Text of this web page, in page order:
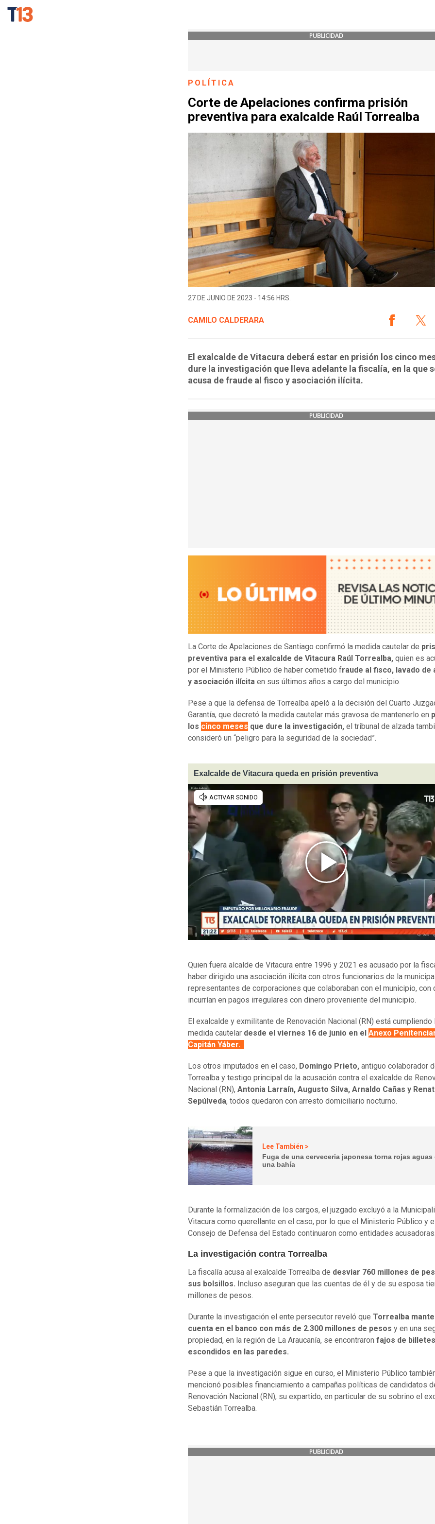
PUBLICIDAD
POLÍTICA
Corte de Apelaciones confirma prisión
preventiva para exalcalde Raúl Torrealba
27 DE JUNIO DE 2023 - 14:56 HRS.
CAMILO CALDERARA
El exalcalde de Vitacura deberá estar en prisión los cinco
dure la investigación que lleva adelante la fiscalía, en la que
acusa de fraude al fisco y asociación ilícita.
PUBLICIDAD
La Corte de Apelaciones de Santiago confirmó la medida cautelar de
preventiva para el exalcalde de Vitacura Raúl Torrealba, quien es
por el Ministerio Público de haber cometido fraude al fisco, lavado de
y asociación ilícita en sus últimos años a cargo del municipio.
Pese a que la defensa de Torrealba apeló a la decisión del Cuarto
Garantía, que decretó la medida cautelar más gravosa de mantenerlo en
los cinco meses que dure la investigación, el tribunal de alzada
consideró un “peligro para la seguridad de la sociedad”.
Exalcalde de Vitacura queda en prisión preventiva
Quien fuera alcalde de Vitacura entre 1996 y 2021 es acusado por la
haber dirigido una asociación ilícita con otros funcionarios de la
representantes de corporaciones que colaboraban con el municipio, con
incurrían en pagos irregulares con dinero proveniente del municipio.
El exalcalde y exmilitante de Renovación Nacional (RN) está cumpliendo
medida cautelar desde el viernes 16 de junio en el Anexo
Capitán Yáber.
Los otros imputados en el caso, Domingo Prieto, antiguo colaborador
Torrealba y testigo principal de la acusación contra el exalcalde de
Nacional (RN), Antonia Larraín, Augusto Silva, Arnaldo Cañas y
Sepúlveda, todos quedaron con arresto domiciliario nocturno.
Lee También >
Fuga de una cerveceria japonesa torna rojas aguas
una bahía
Durante la formalización de los cargos, el juzgado excluyó a la
Vitacura como querellante en el caso, por lo que el Ministerio Público y
Consejo de Defensa del Estado continuaron como entidades
La investigación contra Torrealba
La fiscalía acusa al exalcalde Torrealba de desviar 760 millones de
sus bolsillos. Incluso aseguran que las cuentas de él y de su esposa
millones de pesos.
Durante la investigación el ente persecutor reveló que Torrealba
cuenta en el banco con más de 2.300 millones de pesos y en una
propiedad, en la región de La Araucanía, se encontraron fajos de billetes
escondidos en las paredes.
Pese a que la investigación sigue en curso, el Ministerio Público
mencionó posibles financiamiento a campañas políticas de candidatos
Renovación Nacional (RN), su expartido, en particular de su sobrino el
Sebastián Torrealba.
PUBLICIDAD